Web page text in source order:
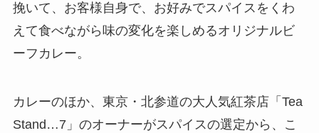
挽いて、お客様自身で、お好みでスパイスをくわ
えて食べながら味の変化を楽しめるオリジナルビ
ーフカレー。
カレーのほか、東京・北参道の大人気紅茶店「Tea
Stand…7」のオーナーがスパイスの選定から、こ